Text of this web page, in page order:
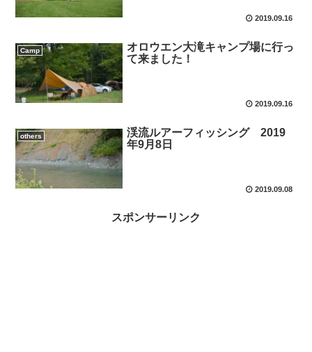
2019.09.16
Camp
オロウエン大滝キャンプ場に行っ
て来ました！
2019.09.16
others
渓流ルアーフィッシング 2019
年9月8日
2019.09.08
スポンサーリンク